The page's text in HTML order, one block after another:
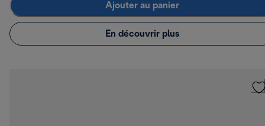
Ajouter au panier
En découvrir plus